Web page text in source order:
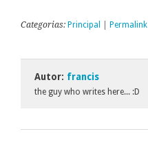
Categorias: Principal Permalink
Autor: francis
the guy who writes here... :D